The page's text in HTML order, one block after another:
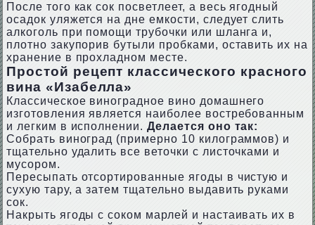
После того как сок посветлеет, а весь ягодный
осадок уляжется на дне емкости, следует слить
алкоголь при помощи трубочки или шланга и,
плотно закупорив бутыли пробками, оставить их на
хранение в прохладном месте.
Простой рецепт классического красного
вина «Изабелла»
Классическое виноградное вино домашнего
изготовления является наиболее востребованным
и легким в исполнении.Делается оно так:
Собрать виноград (примерно 10 килограммов) и
тщательно удалить все веточки с листочками и
мусором.
Пересыпать отсортированные ягоды в чистую и
сухую тару, а затем тщательно выдавить руками
сок.
Накрыть ягоды с соком марлей и настаивать их в